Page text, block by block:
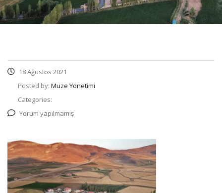
18 Ağustos 2021
Posted by: Muze Yonetimi
Categories:
Yorum yapılmamış